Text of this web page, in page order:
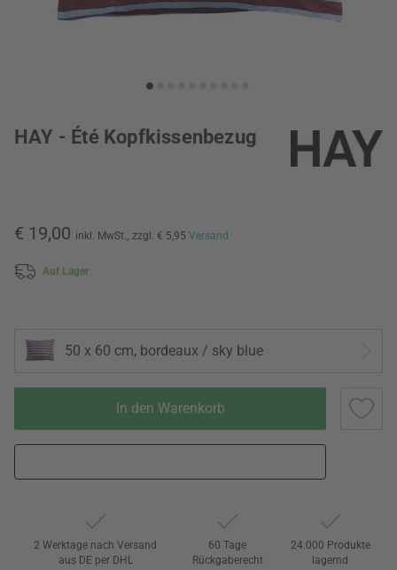
HAY - Été Kopfkissenbezug
€ 19,00 inkl. MwSt., zzgl. € 5,95 Versand
Auf Lager
50 x 60 cm, bordeaux / sky blue
In den Warenkorb
2 Werktage nach Versand
aus DE per DHL
60 Tage
Rückgaberecht
24.000 Produkte
lagernd